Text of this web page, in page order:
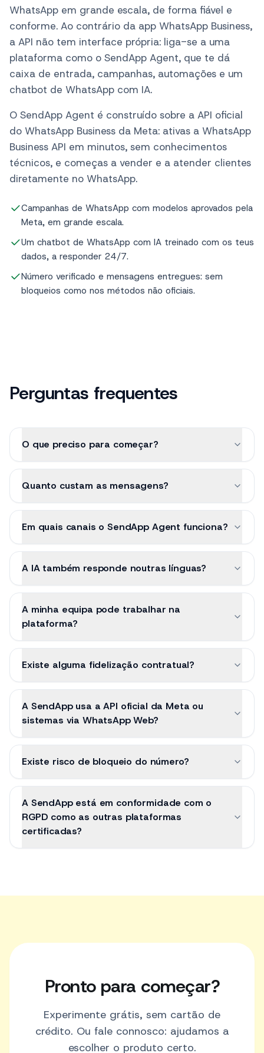
empresas enviar e receber mensagens de
WhatsApp em grande escala, de forma fiável e
conforme. Ao contrário da app WhatsApp Business,
a API não tem interface própria: liga-se a uma
plataforma como o SendApp Agent, que te dá
caixa de entrada, campanhas, automações e um
O SendApp Agent é construído sobre a API oficial
do WhatsApp Business da Meta: ativas a WhatsApp
Business API em minutos, sem conhecimentos
técnicos, e começas a vender e a atender clientes
Campanhas de WhatsApp com modelos aprovados pela
Meta, em grande escala.
Um chatbot de WhatsApp com IA treinado com os teus
dados, a responder 24/7.
Número verificado e mensagens entregues: sem
Perguntas frequentes
A minha equipa pode trabalhar na
A SendApp usa a API oficial da Meta ou
A SendApp está em conformidade com o
RGPD como as outras plataformas
Pronto para começar?
Experimente grátis, sem cartão de
crédito. Ou fale connosco: ajudamos a